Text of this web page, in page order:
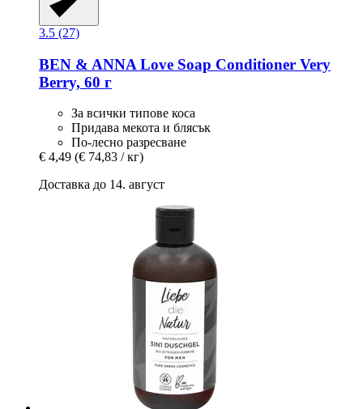
3.5 (27)
BEN & ANNA Love Soap Conditioner Very
Berry, 60 г
За всички типове коса
Придава мекота и блясък
По-лесно разресване
€ 4,49 (€ 74,83 / кг)
Доставка до 14. август